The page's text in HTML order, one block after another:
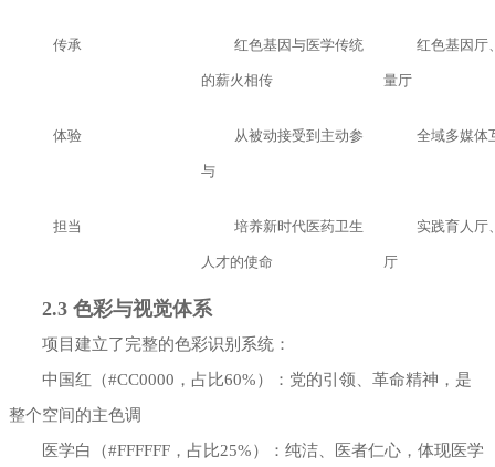
传承 红色基因与医学传统
的薪火相传
红色基因厅
量厅
体验 从被动接受到主动参
与
全域多媒体
担当 培养新时代医药卫生
人才的使命
实践育人厅
厅
2.3 色彩与视觉体系
项目建立了完整的色彩识别系统：
中国红（#CC0000，占比60%）：党的引领、革命精神，是
整个空间的主色调
医学白（#FFFFFF，占比25%）：纯洁、医者仁心，体现医学